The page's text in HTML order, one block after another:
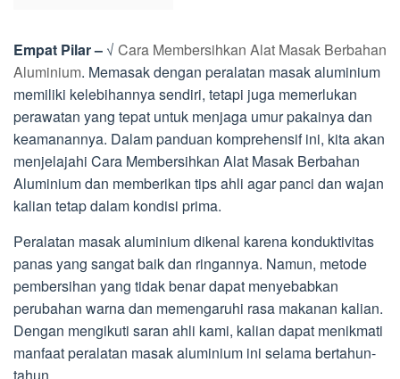
Empat Pilar – √ Cara Membersihkan Alat Masak Berbahan
Aluminium. Memasak dengan peralatan masak aluminium
memiliki kelebihannya sendiri, tetapi juga memerlukan
perawatan yang tepat untuk menjaga umur pakainya dan
keamanannya. Dalam panduan komprehensif ini, kita akan
menjelajahi Cara Membersihkan Alat Masak Berbahan
Aluminium dan memberikan tips ahli agar panci dan wajan
kalian tetap dalam kondisi prima.
Peralatan masak aluminium dikenal karena konduktivitas
panas yang sangat baik dan ringannya. Namun, metode
pembersihan yang tidak benar dapat menyebabkan
perubahan warna dan memengaruhi rasa makanan kalian.
Dengan mengikuti saran ahli kami, kalian dapat menikmati
manfaat peralatan masak aluminium ini selama bertahun-
tahun.